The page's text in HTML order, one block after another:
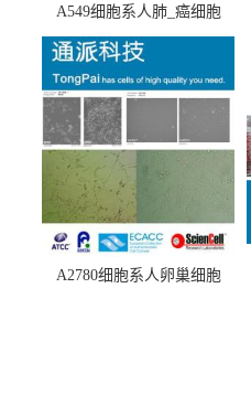
A549细胞系人肺_癌细胞
(A549细胞)
A2780细胞系人卵巢细胞